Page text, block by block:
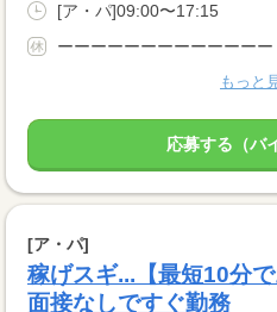
[ア・パ]09:00〜17:15
もっと
応募する（バ
[ア・パ]
稼げスギ...【最短10分
面接なしですぐ勤務